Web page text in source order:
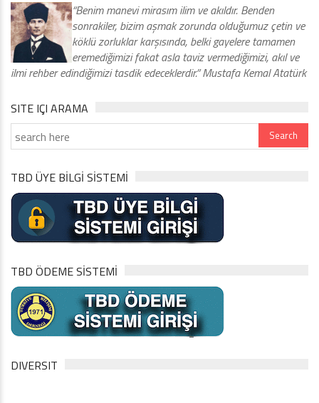
“Benim manevi mirasım ilim ve akıldır. Benden
sonrakiler, bizim aşmak zorunda olduğumuz çetin ve
köklü zorluklar karşısında, belki gayelere tamamen
eremediğimizi fakat asla taviz vermediğimizi, akıl ve
ilmi rehber edindiğimizi tasdik edeceklerdir.” Mustafa Kemal Atatürk
SITE IÇI ARAMA
TBD ÜYE BİLGİ SİSTEMİ
TBD ÖDEME SİSTEMİ
DIVERSIT